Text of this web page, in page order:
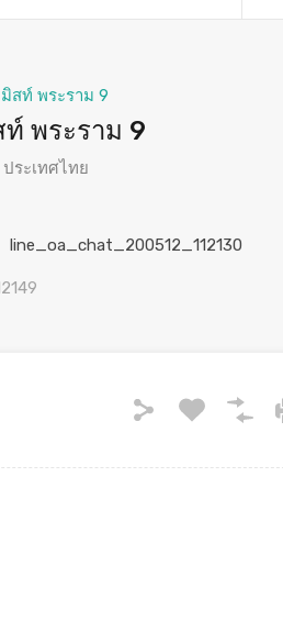
สท์ พระราม 9
พระราม 9
ระเทศไทย